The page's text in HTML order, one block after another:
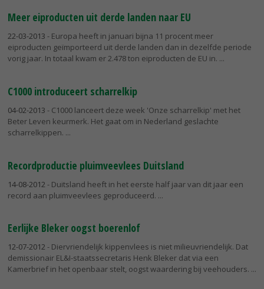
Meer eiproducten uit derde landen naar EU
22-03-2013 - Europa heeft in januari bijna 11 procent meer
eiproducten geïmporteerd uit derde landen dan in dezelfde periode
vorig jaar. In totaal kwam er 2.478 ton eiproducten de EU in.
C1000 introduceert scharrelkip
04-02-2013 - C1000 lanceert deze week 'Onze scharrelkip' met het
Beter Leven keurmerk. Het gaat om in Nederland geslachte
scharrelkippen.
Recordproductie pluimveevlees Duitsland
14-08-2012 - Duitsland heeft in het eerste half jaar van dit jaar een
record aan pluimveevlees geproduceerd.
Eerlijke Bleker oogst boerenlof
12-07-2012 - Diervriendelijk kippenvlees is niet milieuvriendelijk. Dat
demissionair EL&I-staatssecretaris Henk Bleker dat via een
Kamerbrief in het openbaar stelt, oogst waardering bij veehouders.